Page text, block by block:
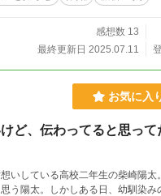
感想数 13
最終更新日 2025.07.11
お気に入
ど、伝わってると思って
いしている高校二年生の柴崎陽太
う陽太。しかしある日、幼馴染み